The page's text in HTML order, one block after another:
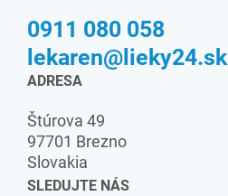
0911 080 058
lekaren@lieky24.sk
ADRESA
Štúrova 49
97701 Brezno
Slovakia
SLEDUJTE NÁS